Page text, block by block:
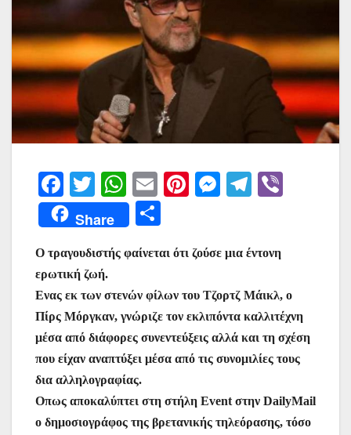
F
a
c
e
b
o
o
k
T
w
itt
er
W
h
at
s
A
p
p
E
m
ai
l
Pi
e
st
M
s
n
g
er
T
gr
a
m
Share
ρ
α
σ
τε
ίτ
Ο τραγουδιστής φαίνεται ότι ζούσε μια έντονη
ερωτική ζωή.
Ενας εκ των στενών φίλων του Τζορτζ Μάικλ, ο
Πίρς Μόργκαν, γνώριζε τον εκλιπόντα καλλιτέχνη
μέσα από διάφορες συνεντεύξεις αλλά και τη σχέση
που είχαν αναπτύξει μέσα από τις συνομιλίες τους
δια αλληλογραφίας.
Οπως αποκαλύπτει στη στήλη Event στην DailyMail
ο δημοσιογράφος της βρετανικής τηλεόρασης, τόσο